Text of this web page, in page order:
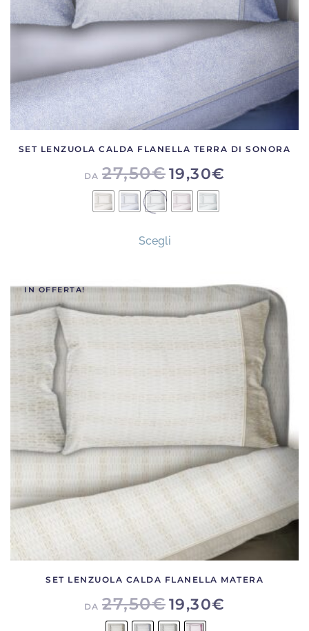
pagina
del
prodotto
SET LENZUOLA CALDA FLANELLA TERRA DI SONORA
DA 27,50€19,30€
Scegliprodotto
più
pagina
del
prodotto
IN OFFERTA!
SET LENZUOLA CALDA FLANELLA MATERA
DA 27,50€19,30€